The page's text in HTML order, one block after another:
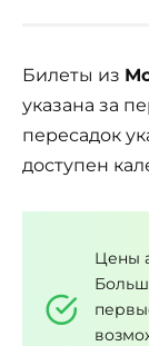
Билеты из
указана за
пересадок
доступен
Цены